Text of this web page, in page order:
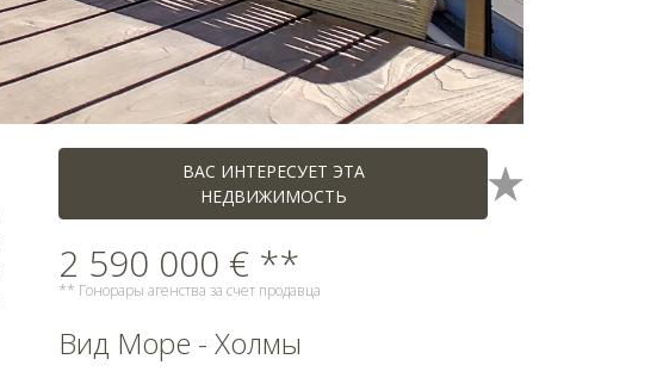
ВАС ИНТЕРЕСУЕТ ЭТА
НЕДВИЖИМОСТЬ
2 590 000 € **
** Гонорары агенства за счет продавца
Вид Море - Холмы